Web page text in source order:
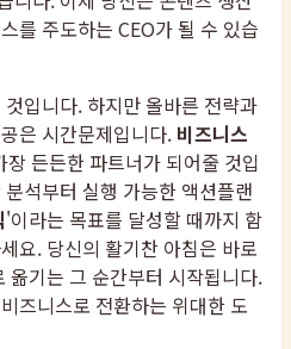
를 주도하는 CEO가 될 수 있습
입니다. 하지만 올바른 전략과
은 시간문제입니다. 비즈니스
든든한 파트너가 되어줄 것입
석부터 실행 가능한 액션플랜
'이라는 목표를 달성할 때까지 함
요. 당신의 활기찬 아침은 바로
옮기는 그 순간부터 시작됩니다.
즈니스로 전환하는 위대한 도